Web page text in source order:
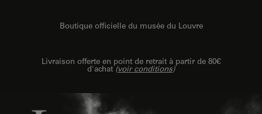
Boutique officielle du musée du Louvre
Livraison offerte en point de retrait à partir de 80€
d'achat (voir conditions)